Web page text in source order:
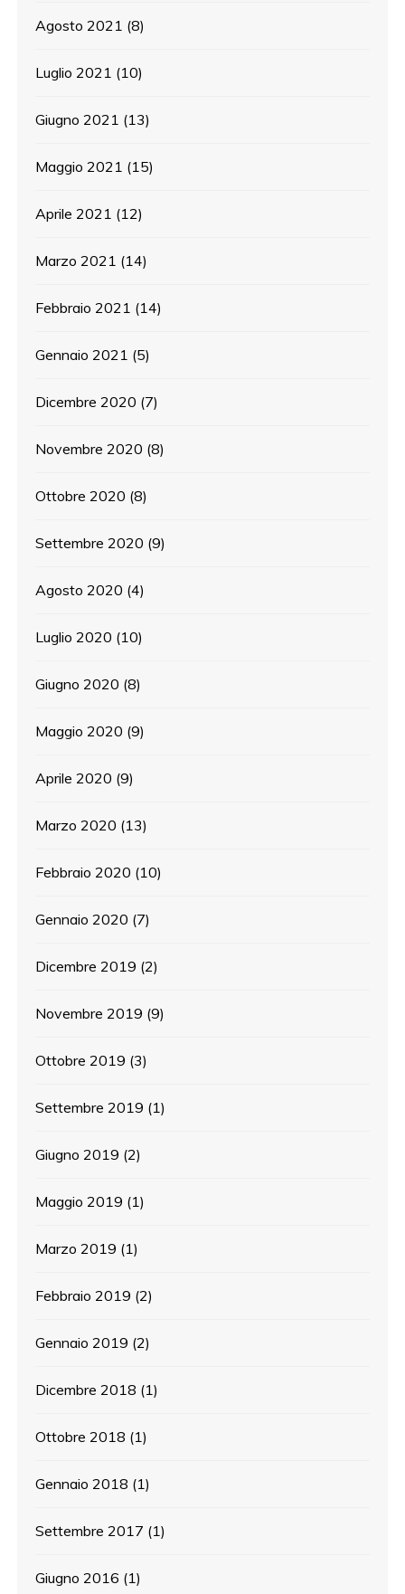
Agosto 2021 (8)
Luglio 2021 (10)
Giugno 2021 (13)
Maggio 2021 (15)
Aprile 2021 (12)
Marzo 2021 (14)
Febbraio 2021 (14)
Gennaio 2021 (5)
Dicembre 2020 (7)
Novembre 2020 (8)
Ottobre 2020 (8)
Settembre 2020 (9)
Agosto 2020 (4)
Luglio 2020 (10)
Giugno 2020 (8)
Maggio 2020 (9)
Aprile 2020 (9)
Marzo 2020 (13)
Febbraio 2020 (10)
Gennaio 2020 (7)
Dicembre 2019 (2)
Novembre 2019 (9)
Ottobre 2019 (3)
Settembre 2019 (1)
Giugno 2019 (2)
Maggio 2019 (1)
Marzo 2019 (1)
Febbraio 2019 (2)
Gennaio 2019 (2)
Dicembre 2018 (1)
Ottobre 2018 (1)
Gennaio 2018 (1)
Settembre 2017 (1)
Giugno 2016 (1)